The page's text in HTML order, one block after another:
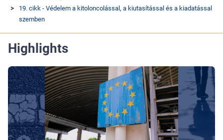
19. cikk - Védelem a kitoloncolással, a kiutasítással és a kiadatással
szemben
Highlights